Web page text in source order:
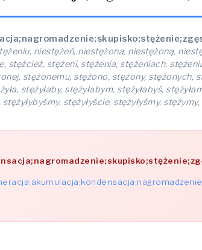
niestężeń, niestężona, niestężoną,
stężeni, stężenia, stężeniach,
stężonemu, stężono, stężony, stężonych,
stężyłaby, stężyłabym, stężyłabyś,
stężyłyście, stężyłyśmy,